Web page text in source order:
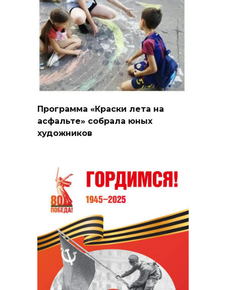
Программа «Краски лета на
асфальте» собрала юных
художников